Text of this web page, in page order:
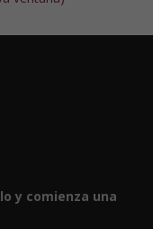
y comienza una